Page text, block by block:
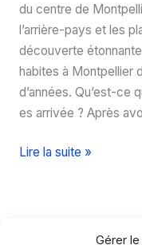
Gérer
du centre de
l’arrière-pays et les
découverte
habites à Montpellier
d’années. Qu’est-ce
es arrivée ? Après
Que
Lire la suite »